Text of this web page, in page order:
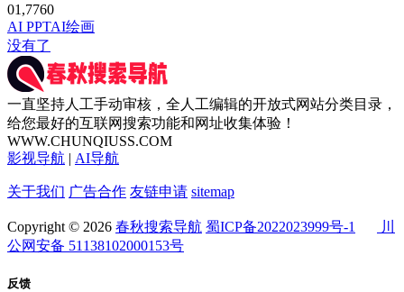
01,7760
AI PPTAI绘画
没有了
一直坚持人工手动审核，全人工编辑的开放式网站分类目录，
给您最好的互联网搜索功能和网址收集体验！
WWW.CHUNQIUSS.COM
影视导航 | AI导航
关于我们 广告合作 友链申请 sitemap
Copyright © 2026 春秋搜索导航 蜀ICP备2022023999号-1
川
公网安备 51138102000153号
反馈